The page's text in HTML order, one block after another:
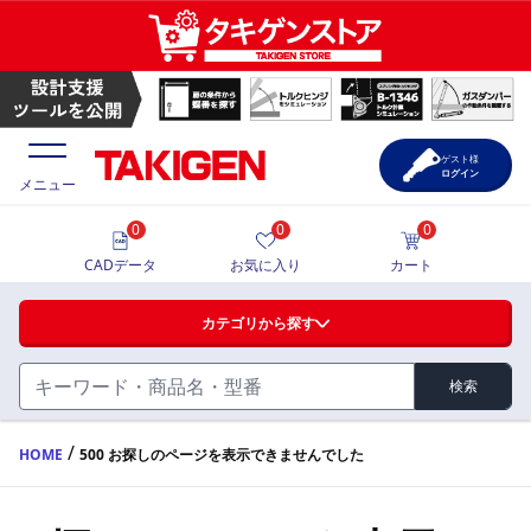
ハンドル・取手・つまみ・周辺機器
FA・A
蝶番・ステー・周辺機器
価格一覧
製品カタログ
メニュー
カテゴリから探す
検索
0
CADデータ
0
お気に入り
0
カート
ゲスト様
ログイン
HOME / 500 お探しのページを表示できませんでした